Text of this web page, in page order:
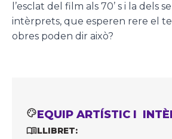
l’esclat del film als 70’ s i la dels
intèrprets, que esperen rere el
obres poden dir això?
EQUIP ARTÍSTIC I
LLIBRET: